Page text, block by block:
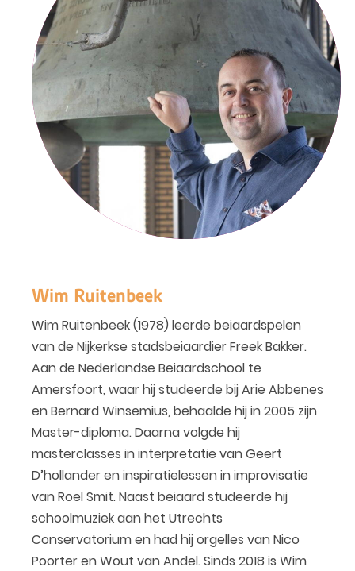
Wim Ruitenbeek
Wim Ruitenbeek (1978) leerde beiaardspelen
van de Nijkerkse stadsbeiaardier Freek Bakker.
Aan de Nederlandse Beiaardschool te
Amersfoort, waar hij studeerde bij Arie Abbenes
en Bernard Winsemius, behaalde hij in 2005 zijn
Master-diploma. Daarna volgde hij
masterclasses in interpretatie van Geert
D’hollander en inspiratielessen in improvisatie
van Roel Smit. Naast beiaard studeerde hij
schoolmuziek aan het Utrechts
Conservatorium en had hij orgelles van Nico
Poorter en Wout van Andel. Sinds 2018 is Wim